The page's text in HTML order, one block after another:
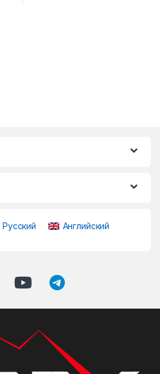
Русский Английский